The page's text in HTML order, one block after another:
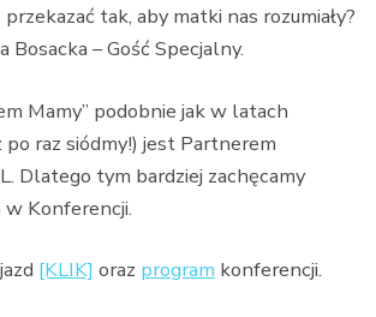
tak, aby matki nas rozumiały?
Bosacka – Gość Specjalny.
Mamy” podobnie jak w latach
raz siódmy!) jest Partnerem
Dlatego tym bardziej zachęcamy
Konferencji.
[KLIK] oraz program konferencji.